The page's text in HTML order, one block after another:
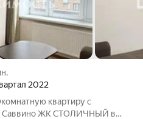
2022
квартиру с
ЖК СТОЛИЧНЫЙ в